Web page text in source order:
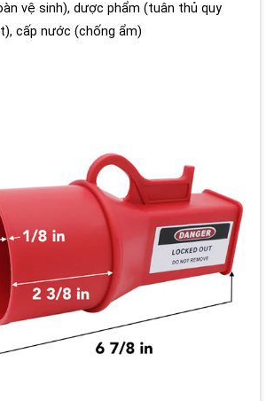
vệ sinh), dược phẩm (tuân thủ quy
cấp nước (chống ẩm)